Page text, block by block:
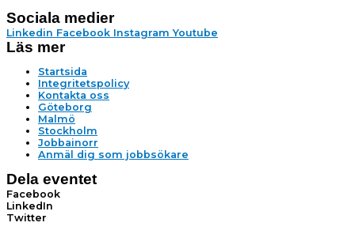
Sociala medier
Linkedin Facebook Instagram Youtube
Läs mer
Startsida
Integritetspolicy
Kontakta oss
Göteborg
Malmö
Stockholm
Jobbainorr
Anmäl dig som jobbsökare
Dela eventet
Facebook
LinkedIn
Twitter